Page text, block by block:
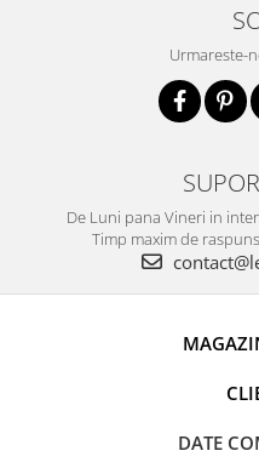
Urmareste-
De Luni pana Vineri in
Timp maxim de
DATE